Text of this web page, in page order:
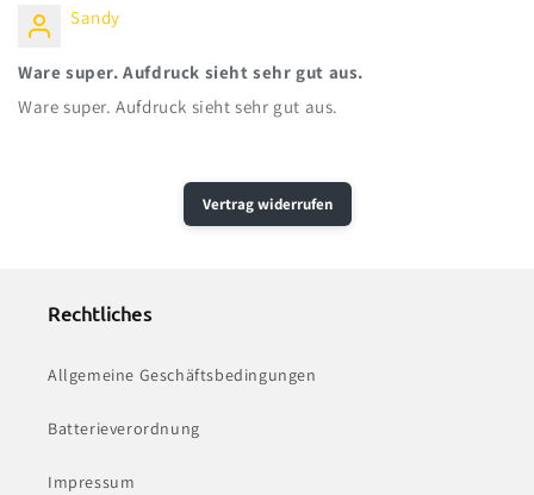
Sandy
Ware super. Aufdruck sieht sehr gut aus.
Ware super. Aufdruck sieht sehr gut aus.
Vertrag widerrufen
Rechtliches
Allgemeine Geschäftsbedingungen
Batterieverordnung
Impressum